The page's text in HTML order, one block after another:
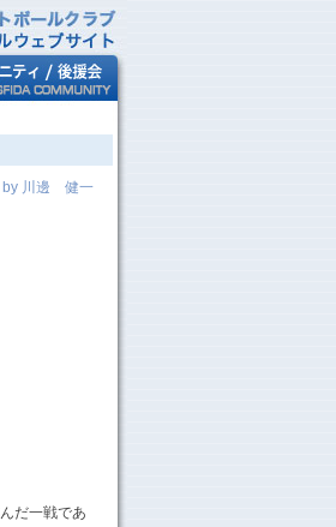
by 川邊 健一
だ一戦であ